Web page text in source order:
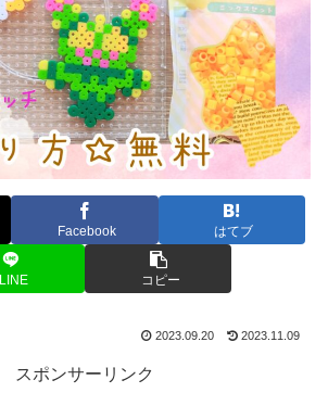
Facebook はてブ
LINE コピー
2023.09.20 2023.11.09
スポンサーリンク